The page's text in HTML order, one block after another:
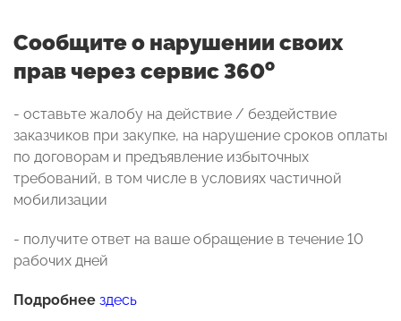
Сообщите о нарушении своих
прав через сервис 360о
- оставьте жалобу на действие / бездействие
заказчиков при закупке, на нарушение сроков оплаты
по договорам и предъявление избыточных
требований, в том числе в условиях частичной
мобилизации
- получите ответ на ваше обращение в течение 10
рабочих дней
Подробнее здесь